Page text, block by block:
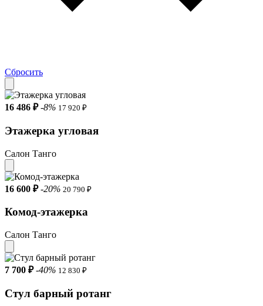
Сбросить
16 486 ₽ -8% 17 920 ₽
Этажерка угловая
Салон Танго
16 600 ₽ -20% 20 790 ₽
Комод-этажерка
Салон Танго
7 700 ₽ -40% 12 830 ₽
Стул барный ротанг